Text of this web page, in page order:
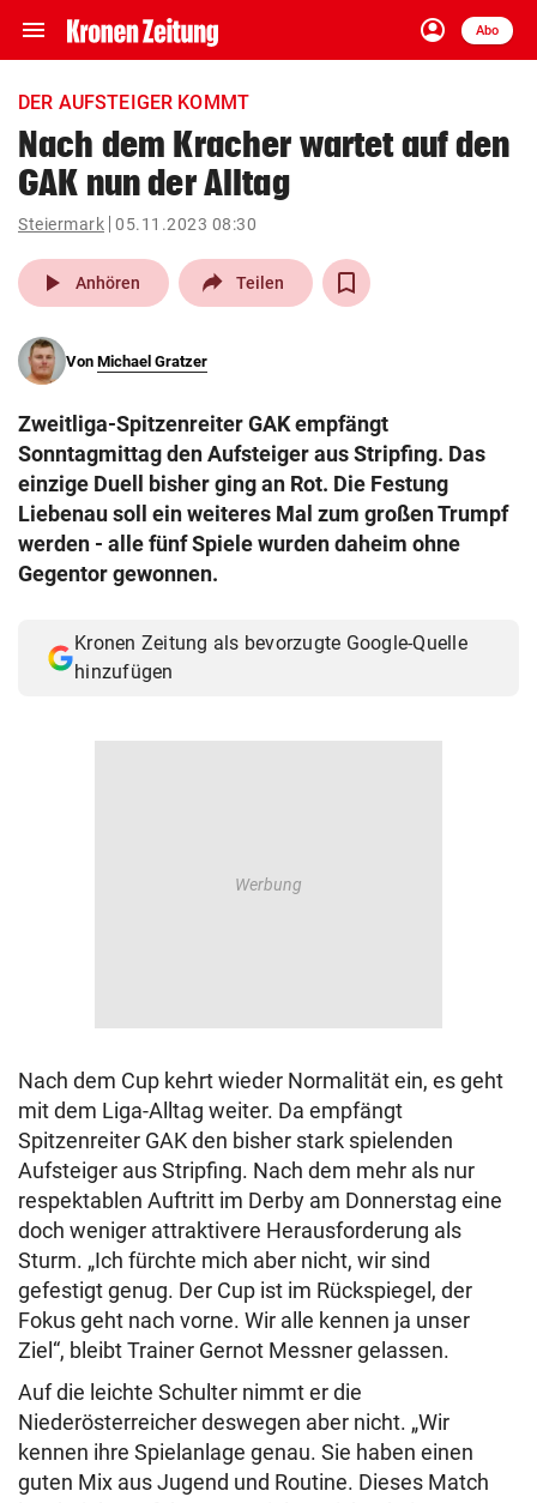
menu Navigation
ein-/ausklappen
account_circle
Anmelden
Abo
close Schließen
account_circle Anmelden
pin_drop
Wien arrow_right
search
eingeben
© Krone Multimedia GmbH & Co KG 2026
Muthgasse 2, 1190 Wien
DER AUFSTEIGER KOMMT
Nach dem Kracher wartet auf den
GAK nun der Alltag
Steiermark 05.11.2023 08:30
play_arrow Anhören Teilen
Von Michael Gratzer
Zweitliga-Spitzenreiter GAK empfängt
Sonntagmittag den Aufsteiger aus Stripfing. Das
einzige Duell bisher ging an Rot. Die Festung
Liebenau soll ein weiteres Mal zum großen Trumpf
werden - alle fünf Spiele wurden daheim ohne
Gegentor gewonnen.
Kronen Zeitung als bevorzugte Google-Quelle
hinzufügen
Nach dem Cup kehrt wieder Normalität ein, es geht
mit dem Liga-Alltag weiter. Da empfängt
Spitzenreiter GAK den bisher stark spielenden
Aufsteiger aus Stripfing. Nach dem mehr als nur
respektablen Auftritt im Derby am Donnerstag eine
doch weniger attraktivere Herausforderung als
Sturm. „Ich fürchte mich aber nicht, wir sind
gefestigt genug. Der Cup ist im Rückspiegel, der
Fokus geht nach vorne. Wir alle kennen ja unser
Ziel“, bleibt Trainer Gernot Messner gelassen.
Auf die leichte Schulter nimmt er die
Niederösterreicher deswegen aber nicht. „Wir
kennen ihre Spielanlage genau. Sie haben einen
guten Mix aus Jugend und Routine. Dieses Match